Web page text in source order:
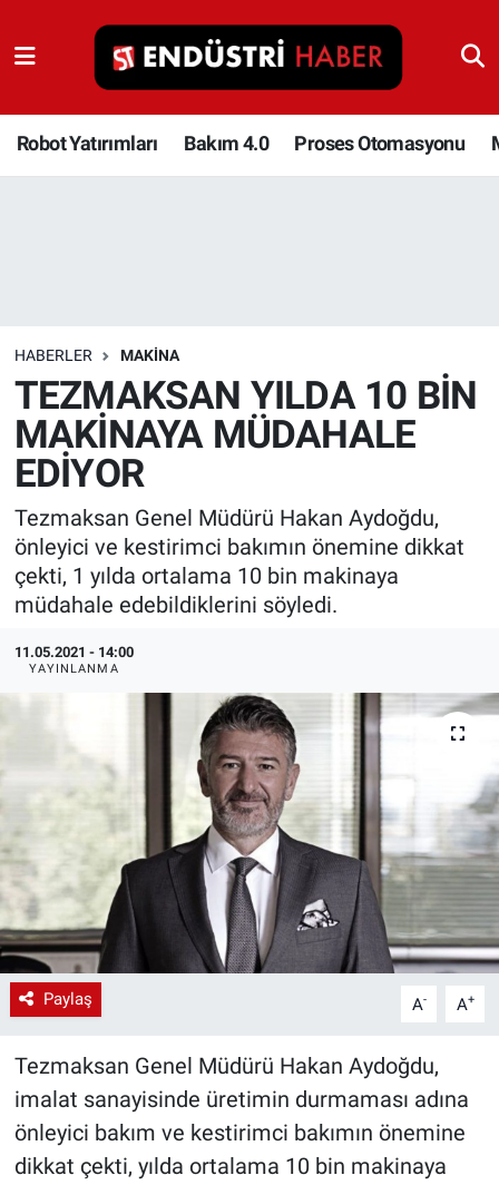
Robot Yatırımları Bakım 4.0 Proses Otomasyonu
HABERLER MAKINA
TEZMAKSAN YILDA 10 BİN
MAKİNAYA MÜDAHALE
EDİYOR
Tezmaksan Genel Müdürü Hakan Aydoğdu,
önleyici ve kestirimci bakımın önemine dikkat
çekti, 1 yılda ortalama 10 bin makinaya
müdahale edebildiklerini söyledi.
11.05.2021 - 14:00
YAYINLANMA
Paylaş A- A+
Tezmaksan Genel Müdürü Hakan Aydoğdu,
imalat sanayisinde üretimin durmaması adına
önleyici bakım ve kestirimci bakımın önemine
dikkat çekti, yılda ortalama 10 bin makinaya
Robot Yatırımları
Bakım 4.0
İnşaat ve Malzeme
HaberOrtak
EndüstriST
Enerjisini Üreten Fabrikalar
Endüstri 4.0 Uygulamaları
Ağır Sanayi Çözümleri